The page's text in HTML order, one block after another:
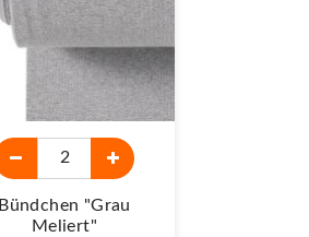
Bündchen "grau
Meliert"